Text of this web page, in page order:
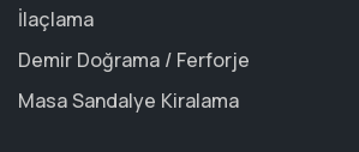
İlaçlama
Demir Doğrama / Ferforje
Masa Sandalye Kiralama